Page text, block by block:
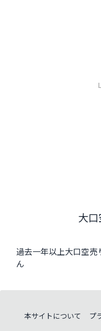
大
過去一年以上大口空
ん
本サイトについて プ